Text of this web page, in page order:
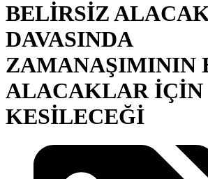
BELİRSİZ
DAVASINDA
ZAMANAŞIMININ
ALACAKLAR İÇİN
KESİLECEĞİ